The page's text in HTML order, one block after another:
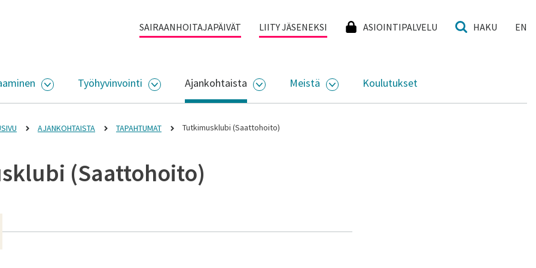
SAIRAANHOITAJAPÄIVÄT LIITY JÄSENEKSI ASIOINTIPALVELU HAKU EN
AVAA ALASIVUJEN VALIKKO
Työhyvinvointi
AVAA ALASIVUJEN VALIKKO
Ajankohtaista
AVAA ALASIVUJEN VALIKKO
Meistä
AVAA ALASIVUJEN VALIKKO
Koulutukset
AJANKOHTAISTA TAPAHTUMAT Tutkimusklubi (Saattohoito)
(Saattohoito)